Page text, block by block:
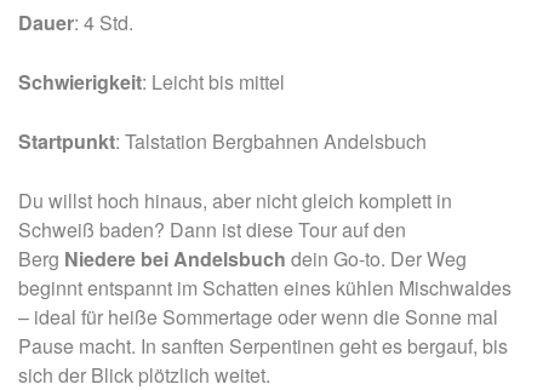
Dauer: 4 Std.
Schwierigkeit: Leicht bis mittel
Startpunkt: Talstation Bergbahnen Andelsbuch
Du willst hoch hinaus, aber nicht gleich komplett in
Schweiß baden? Dann ist diese Tour auf den
Berg Niedere bei Andelsbuch dein Go-to. Der Weg
beginnt entspannt im Schatten eines kühlen Mischwaldes
– ideal für heiße Sommertage oder wenn die Sonne mal
Pause macht. In sanften Serpentinen geht es bergauf, bis
sich der Blick plötzlich weitet.